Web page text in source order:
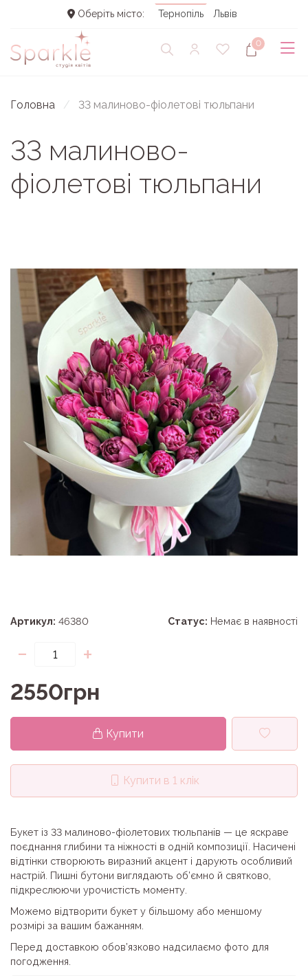
Оберіть місто: Тернопіль Львів
0
Головна 33 малиново-фіолетові тюльпани
33 малиново-
фіолетові тюльпани
Артикул: 46380 Статус: Немає в наявності
Букет із 33 малиново-фіолетових тюльпанів — це яскраве
поєднання глибини та ніжності в одній композиції. Насичені
відтінки створюють виразний акцент і дарують особливий
настрій. Пишні бутони виглядають об’ємно й святково,
підкреслюючи урочистість моменту.
Можемо відтворити букет у більшому або меншому
розмірі за вашим бажанням.
Перед доставкою обов’язково надсилаємо фото для
погодження.
- +
2550грн
Купити
Купити в 1 клік